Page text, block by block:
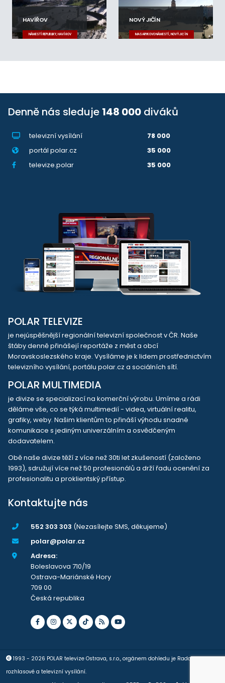
HAVÍŘOV
NÁMĚSTÍ REPUBLIKY, HAVÍŘOV
NOVÝ JIČÍN
MASARYKOVO NÁMĚSTÍ, NOVÝ JIČÍN
Denně nás sleduje 148 000 diváků
televizní vysílání
78 000
portál polar.cz
35 000
televize.polar
35 000
POLAR TELEVIZE
je nejúspěšnější regionální televizní společnost v ČR. Naše
štáby denně přinášejí reportáže z měst a obcí
Moravskoslezského kraje. Vysíláme je k lidem prostřednictvím
televizního vysílání, portálu polar.cz a sociálních sítí.
POLAR MULTIMEDIA
je divize se specializací na komerční výrobu. Umíme a rádi
děláme vše, co se týká multimedií - videa, virtuální realitu,
grafiky, weby. Našim klientům to přináší výhodu snadné
komunikace s jediným univerzálním a osvědčeným
dodavatelem.
Obě naše divize těží z více než 30ti let zkušeností (založeno
1993), sdružují více než 50 profesionálů a drží řadu ocenění za
profesionalitu a proklientský přístup.
Kontaktujte nás
552 303 303 (Nezasílejte SMS, děkujeme)
polar@polar.cz
Adresa:
Boleslavova 710/19
Ostrava-Mariánské Hory
709 00
Česká republika
1993 - 2026 POLAR televize Ostrava, s.r.o., orgánem dohledu je Rada pro
rozhlasové a televizní vysílání.